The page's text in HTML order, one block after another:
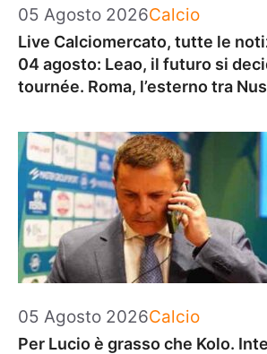
05 Agosto 2026Categorie
Calcio
Live Calciomercato, tutte le
04 agosto: Leao, il futuro si
tournée. Roma, l’esterno tra
05 Agosto 2026Categorie
Calcio
Per Lucio è grasso che Kolo.